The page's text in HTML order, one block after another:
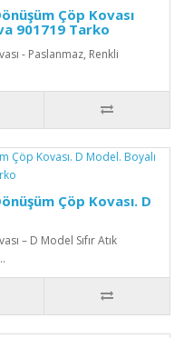
Çöp Kovası
901719 Tarko
- Paslanmaz, Renkli
Çöp Kovası. D
– D Model Sıfır Atık